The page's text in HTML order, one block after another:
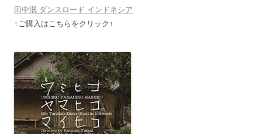
田中泯 ダンスロード インドネシア
↑ご購入はこちらをクリック↑